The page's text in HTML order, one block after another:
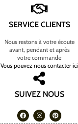
SERVICE CLIENTS
Nous restons à votre écoute
avant, pendant et après
votre commande
Vous pouvez nous contacter ici
SUIVEZ NOUS